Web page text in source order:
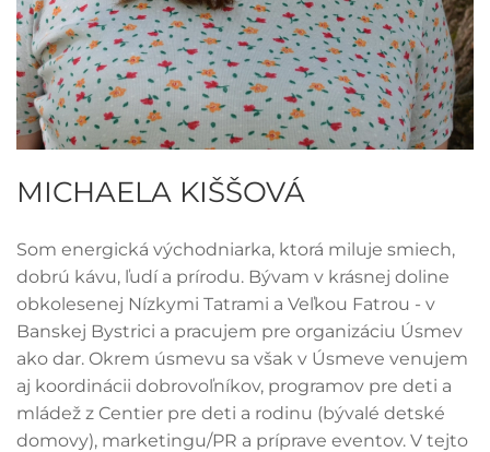
MICHAELA KIŠŠOVÁ
Som energická východniarka, ktorá miluje smiech,
dobrú kávu, ľudí a prírodu. Bývam v krásnej doline
obkolesenej Nízkymi Tatrami a Veľkou Fatrou - v
Banskej Bystrici a pracujem pre organizáciu Úsmev
ako dar. Okrem úsmevu sa však v Úsmeve venujem
aj koordinácii dobrovoľníkov, programov pre deti a
mládež z Centier pre deti a rodinu (bývalé detské
domovy), marketingu/PR a príprave eventov. V tejto